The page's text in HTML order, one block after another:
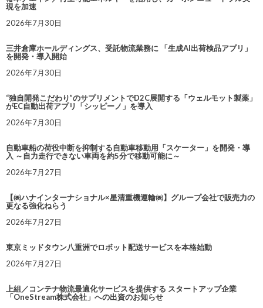
現を加速
2026年7月30日
三井倉庫ホールディングス、受託物流業務に 「生成AI出荷検品アプリ」
を開発・導入開始
2026年7月30日
“独自開発こだわり”のサプリメントでD2C展開する「ウェルモット製薬」
がEC自動出荷アプリ「シッピーノ」を導入
2026年7月30日
自動車船の荷役中断を抑制する自動車移動用「スケーター」を開発・導
入 ～自力走行できない車両を約5分で移動可能に～
2026年7月27日
【㈱ハナインターナショナル×星清重機運輸㈱】グループ会社で販売力の
更なる強化ねらう
2026年7月27日
東京ミッドタウン八重洲でロボット配送サービスを本格始動
2026年7月27日
上組／コンテナ物流最適化サービスを提供する スタートアップ企業
「OneStream株式会社」への出資のお知らせ